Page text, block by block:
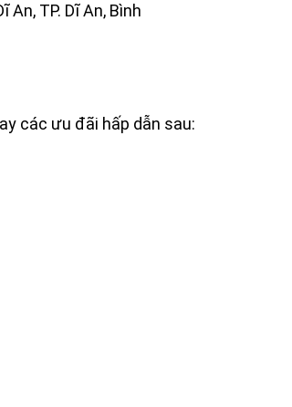
An, TP. Dĩ An, Bình
các ưu đãi hấp dẫn sau: